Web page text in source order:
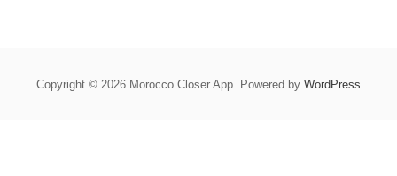
Copyright © 2026 Morocco Closer App. Powered by WordPress